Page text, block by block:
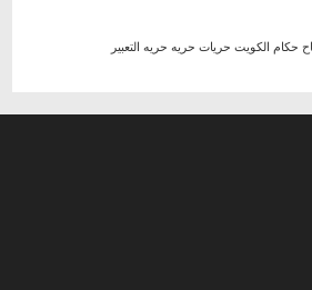
حكام الكويت حريات حريه حريه التعبير